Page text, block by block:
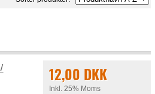
12,00 DKK
Inkl. 25% Moms